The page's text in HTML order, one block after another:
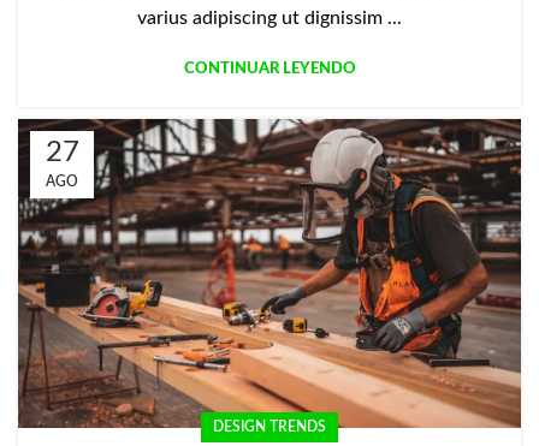
varius adipiscing ut dignissim ...
CONTINUAR LEYENDO
27
AGO
DESIGN TRENDS